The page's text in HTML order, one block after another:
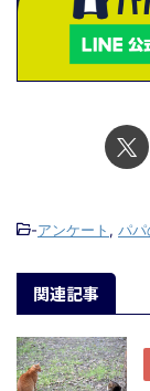
-アンケート , パパ
関連記事